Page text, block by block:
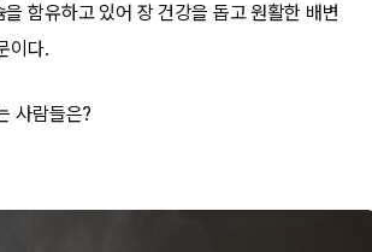
함유하고 있어 장 건강을 돕고 원활한 배변
이다.
사람들은?